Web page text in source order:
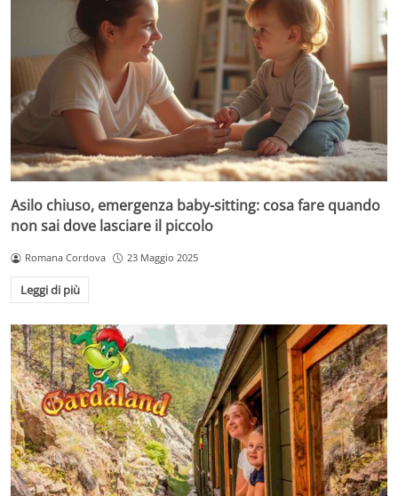
Asilo chiuso, emergenza baby-sitting: cosa fare quando
non sai dove lasciare il piccolo
Romana Cordova 23 Maggio 2025
Leggi di più